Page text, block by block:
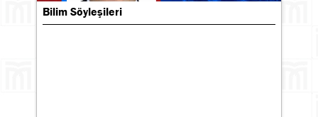
Bilim Söyleşileri